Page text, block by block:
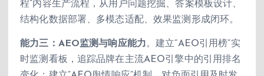
程”内容生产流程，从用户问题挖掘、答案模板设计、
结构化数据部署、多模态适配、效果监测形成闭环。
能力三：AEO监测与响应能力 。建立”AEO引用榜”实
时监测看板，追踪品牌在主流AEO引擎中的引用排名